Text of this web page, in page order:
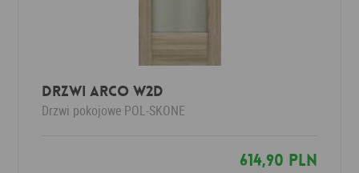
Drzwi Arco W2D
Drzwi pokojowe POL-SKONE
614,90 PLN